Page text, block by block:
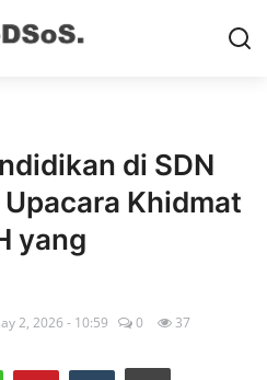
di SDN
Khidmat
yang
2, 2026 - 10:59 0 37